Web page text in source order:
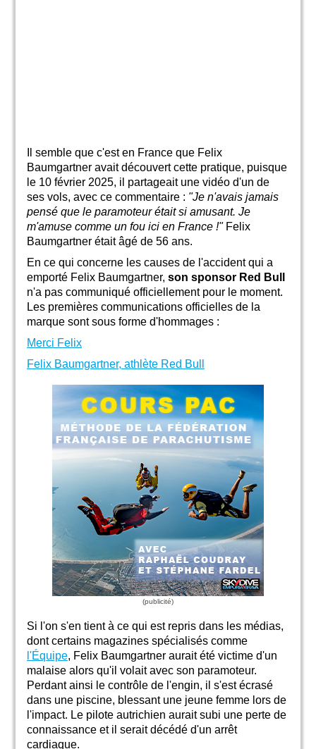
Il semble que c'est en France que Felix
Baumgartner avait découvert cette pratique, puisque
le 10 février 2025, il partageait une vidéo d'un de
ses vols, avec ce commentaire : "Je n'avais jamais
pensé que le paramoteur était si amusant. Je
m'amuse comme un fou ici en France !" Felix
Baumgartner était âgé de 56 ans.
En ce qui concerne les causes de l'accident qui a
emporté Felix Baumgartner, son sponsor Red Bull
n'a pas communiqué officiellement pour le moment.
Les premières communications officielles de la
marque sont sous forme d'hommages :
Merci Felix
Felix Baumgartner, athlète Red Bull
Si l'on s'en tient à ce qui est repris dans les médias,
dont certains magazines spécialisés comme
l'Équipe, Felix Baumgartner aurait été victime d'un
malaise alors qu'il volait avec son paramoteur.
Perdant ainsi le contrôle de l'engin, il s'est écrasé
dans une piscine, blessant une jeune femme lors de
l'impact. Le pilote autrichien aurait subi une perte de
connaissance et il serait décédé d'un arrêt
cardiaque.